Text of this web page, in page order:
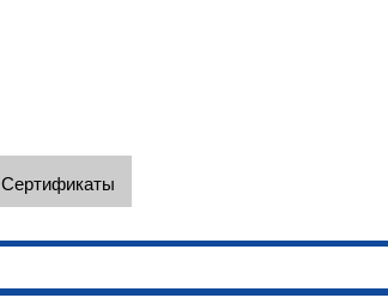
Сертификаты